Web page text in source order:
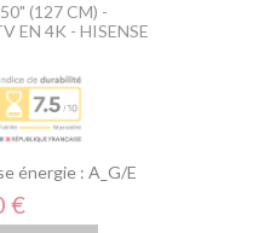
(127 CM) -
EN 4K - HISENSE
€